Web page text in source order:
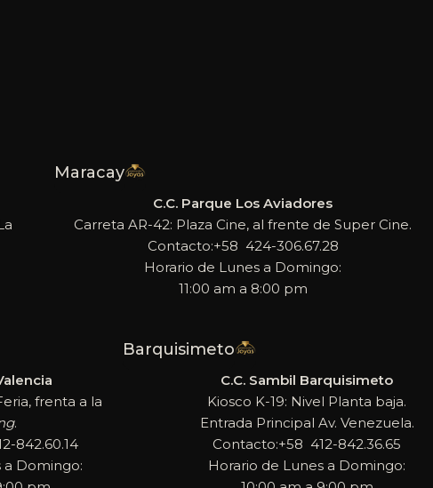
Maracay
C.C. Parque Los Aviadores
Carreta AR-42: Plaza Cine, al frente de Super Cine.
Contacto:+58 424-306.67.28
Horario de Lunes a Domingo:
11:00 am a 8:00 pm
frenta a la
.
842.60.14
a Domingo:
Barquisimeto
C.C. Sambil Barquisimeto
Kiosco K-19: Nivel Planta baja.
Entrada Principal Av. Venezuela.
Contacto:+58 412-842.36.65
Horario de Lunes a Domingo: